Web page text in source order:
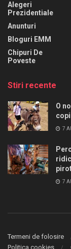
Alegeri
Prezidentiale
Anunturi
Bloguri EMM
Chipuri De
Poveste
Stiri recente
O
7
7
Termeni de folosire
Politica cookies